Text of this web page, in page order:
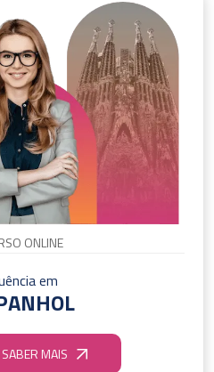
ONLINE
em
MAIS